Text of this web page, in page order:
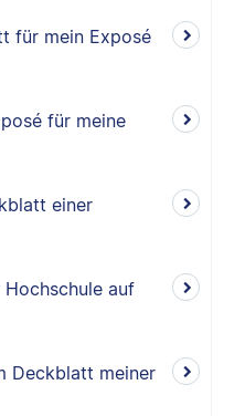
für mein Exposé
für meine
einer
auf
Deckblatt meiner